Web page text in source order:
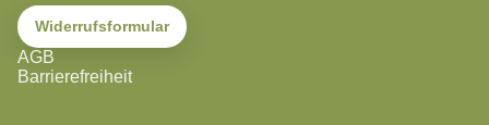
Widerrufsformular
AGB
Barrierefreiheit